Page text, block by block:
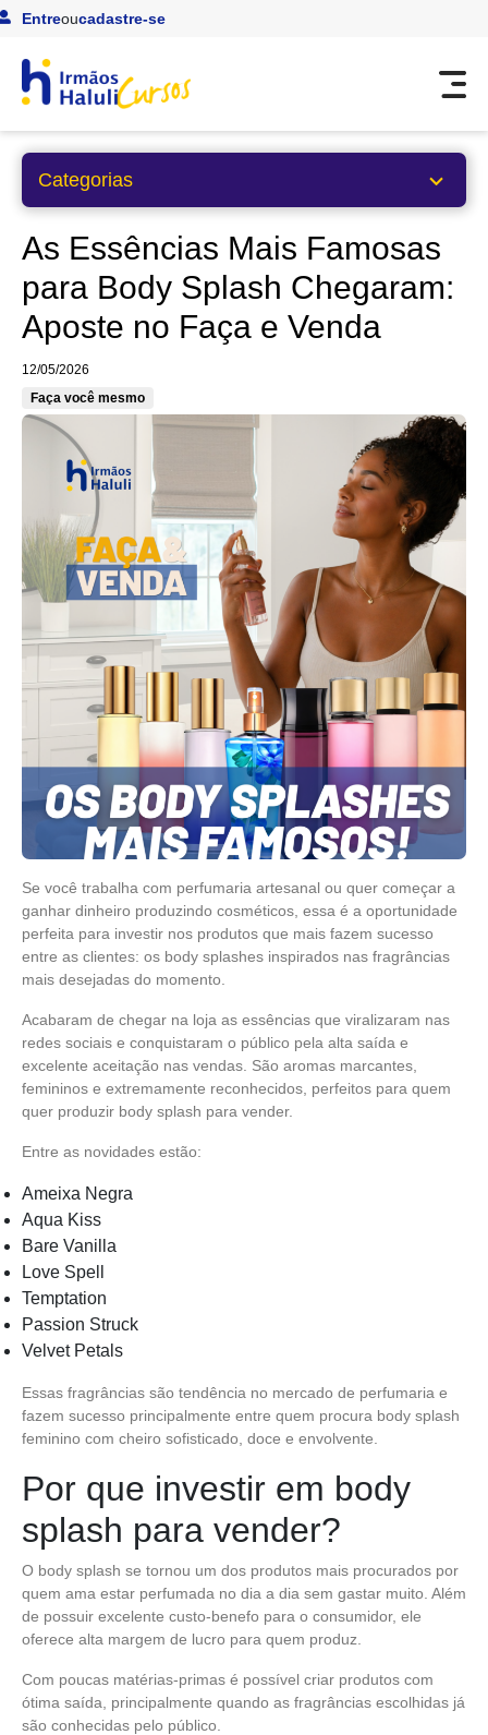
Entreoucadastre-se
As Essências Mais Famosas
para Body Splash Chegaram:
Aposte no Faça e Venda
12/05/2026
Faça você mesmo
Se você trabalha com perfumaria artesanal ou quer começar a
ganhar dinheiro produzindo cosméticos, essa é a oportunidade
perfeita para investir nos produtos que mais fazem sucesso
entre as clientes: os body splashes inspirados nas fragrâncias
mais desejadas do momento.
Acabaram de chegar na loja as essências que viralizaram nas
redes sociais e conquistaram o público pela alta saída e
excelente aceitação nas vendas. São aromas marcantes,
femininos e extremamente reconhecidos, perfeitos para quem
quer produzir body splash para vender.
Entre as novidades estão:
Ameixa Negra
Aqua Kiss
Bare Vanilla
Love Spell
Temptation
Passion Struck
Velvet Petals
Essas fragrâncias são tendência no mercado de perfumaria e
fazem sucesso principalmente entre quem procura body splash
feminino com cheiro sofisticado, doce e envolvente.
Por que investir em body
splash para vender?
O body splash se tornou um dos produtos mais procurados por
quem ama estar perfumada no dia a dia sem gastar muito. Além
de possuir excelente custo-benefo para o consumidor, ele
oferece alta margem de lucro para quem produz.
Com poucas matérias-primas é possível criar produtos com
ótima saída, principalmente quando as fragrâncias escolhidas já
são conhecidas pelo público.
Categorias
Artesanato, Faça Você Mesmo
Cursos
Eventos, Faça Você Mesmo
Faça você mesmo
Institucional
Páscoa
Receitas
Receitas, Faça Você Mesmo